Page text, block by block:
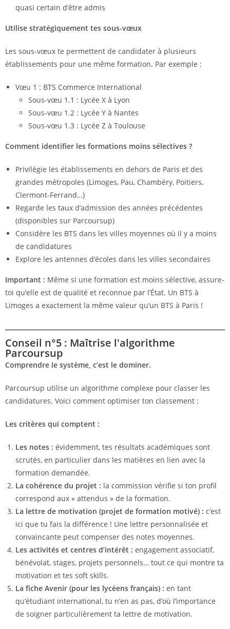
quasi certain d’être admis
Utilise stratégiquement tes sous-vœux
Les sous-vœux te permettent de candidater à plusieurs
établissements pour une même formation. Par exemple :
Vœu 1 : BTS Commerce International
Sous-vœu 1.1 : Lycée X à Lyon
Sous-vœu 1.2 : Lycée Y à Nantes
Sous-vœu 1.3 : Lycée Z à Toulouse
Comment identifier les formations moins sélectives ?
Privilégie les établissements en dehors de Paris et des
grandes métropoles (Limoges, Pau, Chambéry, Poitiers,
Clermont-Ferrand…)
Regarde les taux d’admission des années précédentes
(disponibles sur Parcoursup)
Considère les BTS dans les villes moyennes où il y a moins
de candidatures
Explore les antennes d’écoles dans les villes secondaires
Important : Même si une formation est moins sélective, assure-
toi qu’elle est de qualité et reconnue par l’État. Un BTS à
Limoges a exactement la même valeur qu’un BTS à Paris !
Conseil n°5 : Maîtrise l'algorithme
Parcoursup
Comprendre le système, c’est le dominer.
Parcoursup utilise un algorithme complexe pour classer les
candidatures. Voici comment optimiser ton classement :
Les critères qui comptent :
Les notes : évidemment, tes résultats académiques sont
scrutés, en particulier dans les matières en lien avec la
formation demandée.
La cohérence du projet : la commission vérifie si ton profil
correspond aux « attendus » de la formation.
La lettre de motivation (projet de formation motivé) : c’est
ici que tu fais la différence ! Une lettre personnalisée et
convaincante peut compenser des notes moyennes.
Les activités et centres d’intérêt : engagement associatif,
bénévolat, stages, projets personnels… tout ce qui montre ta
motivation et tes soft skills.
La fiche Avenir (pour les lycéens français) : en tant
qu’étudiant international, tu n’en as pas, d’où l’importance
de soigner particulièrement ta lettre de motivation.